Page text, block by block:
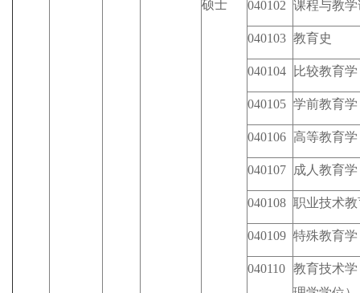
硕士 040102 课程与教学
040103 教育史
040104 比较教育学
040105 学前教育学
040106 高等教育学
040107 成人教育学
040108 职业技术
040109 特殊教育学
040110 教育技术